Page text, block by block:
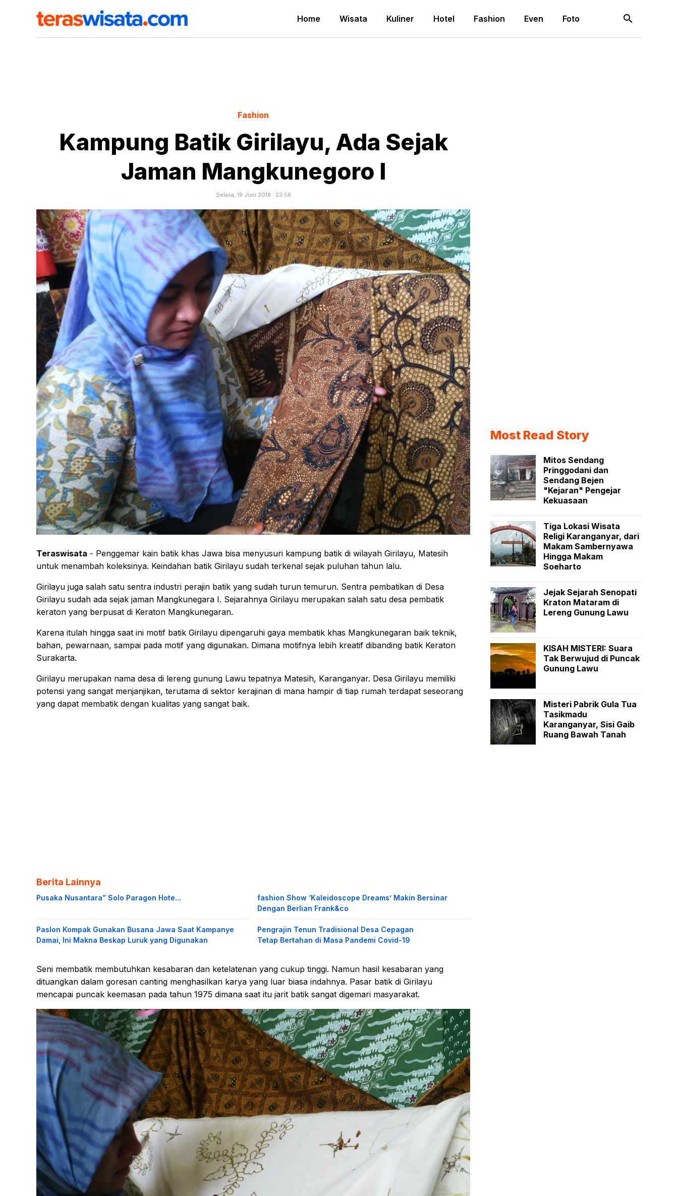
search
Home Wisata Kuliner Hotel Fashion Even Foto
Fashion
Kampung Batik Girilayu, Ada Sejak
Jaman Mangkunegoro I
Selasa, 19 Juni 2018 : 23.58
Teraswisata - Penggemar kain batik khas Jawa bisa menyusuri kampung batik di wilayah Girilayu, Matesih
untuk menambah koleksinya. Keindahan batik Girilayu sudah terkenal sejak puluhan tahun lalu.
Girilayu juga salah satu sentra industri perajin batik yang sudah turun temurun. Sentra pembatikan di Desa
Girilayu sudah ada sejak jaman Mangkunegara I. Sejarahnya Girilayu merupakan salah satu desa pembatik
keraton yang berpusat di Keraton Mangkunegaran.
Karena itulah hingga saat ini motif batik Girilayu dipengaruhi gaya membatik khas Mangkunegaran baik teknik,
bahan, pewarnaan, sampai pada motif yang digunakan. Dimana motifnya lebih kreatif dibanding batik Keraton
Surakarta.
Girilayu merupakan nama desa di lereng gunung Lawu tepatnya Matesih, Karanganyar. Desa Girilayu memiliki
potensi yang sangat menjanjikan, terutama di sektor kerajinan di mana hampir di tiap rumah terdapat seseorang
yang dapat membatik dengan kualitas yang sangat baik.
Berita Lainnya
Pusaka Nusantara” Solo Paragon Hote...
fashion Show ‘Kaleidoscope Dreams’ Makin Bersinar
Dengan Berlian Frank&co
Paslon Kompak Gunakan Busana Jawa Saat Kampanye
Damai, Ini Makna Beskap Luruk yang Digunakan
Pengrajin Tenun Tradisional Desa Cepagan
Tetap Bertahan di Masa Pandemi Covid-19
Seni membatik membutuhkan kesabaran dan ketelatenan yang cukup tinggi. Namun hasil kesabaran yang
dituangkan dalam goresan canting menghasilkan karya yang luar biasa indahnya. Pasar batik di Girilayu
mencapai puncak keemasan pada tahun 1975 dimana saat itu jarit batik sangat digemari masyarakat.
Most Read Story
Mitos Sendang
Pringgodani dan
Sendang Bejen
"Kejaran" Pengejar
Kekuasaan
Tiga Lokasi Wisata
Religi Karanganyar, dari
Makam Sambernyawa
Hingga Makam
Soeharto
Jejak Sejarah Senopati
Kraton Mataram di
Lereng Gunung Lawu
KISAH MISTERI: Suara
Tak Berwujud di Puncak
Gunung Lawu
Misteri Pabrik Gula Tua
Tasikmadu
Karanganyar, Sisi Gaib
Ruang Bawah Tanah